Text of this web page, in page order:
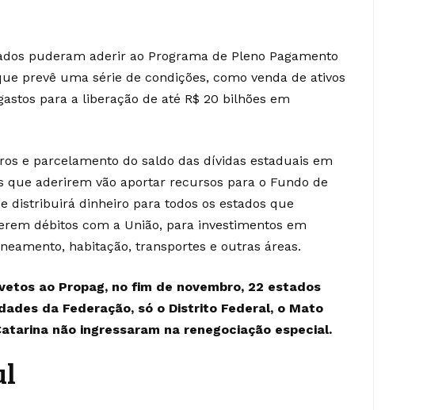
puderam aderir ao Programa de Pleno Pagamento
prevê uma série de condições, como venda de ativos
para a liberação de até R$ 20 bilhões em
e parcelamento do saldo das dívidas estaduais em
que aderirem vão aportar recursos para o Fundo de
distribuirá dinheiro para todos os estados que
débitos com a União, para investimentos em
habitação, transportes e outras áreas.
ao Propag, no fim de novembro, 22 estados
da Federação, só o Distrito Federal, o Mato
não ingressaram na renegociação especial.